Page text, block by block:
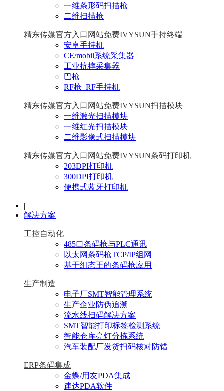
一维条形码扫描枪
二维扫描枪
精东传媒官方入口网站免费IVYSUN手持终端
安卓手持机
CE/mobil系统采集器
工业抗摔采集器
巴枪
RF枪_RF手持机
精东传媒官方入口网站免费IVYSUN扫描模块
一维激光扫描模块
一维红光扫描模块
二维影像式扫描模块
精东传媒官方入口网站免费IVYSUN条码打印机
203DPI打印机
300DPI打印机
便携式蓝牙打印机
|
解决方案
工控自动化
485口条码枪与PLC通讯
以太网条码枪TCP/IP组网
基于组态王的条码枪应用
生产制造
电子厂SMT智能管理系统
生产企业防伪追溯
流水线扫码解决方案
SMT智能打印标签检测系统
智能仓库亮灯分拣系统
汽车装配厂发货扫码核对防错
ERP条码集成
金蝶/用友PDA集成
速达PDA软件